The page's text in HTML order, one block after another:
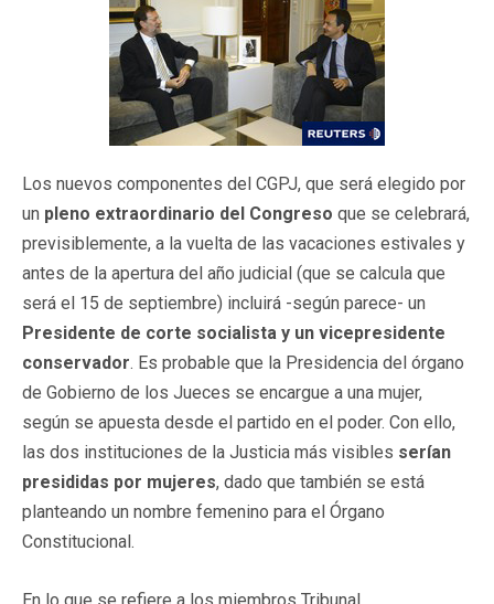
Los nuevos componentes del CGPJ, que será elegido por
un pleno extraordinario del Congreso que se celebrará,
previsiblemente, a la vuelta de las vacaciones estivales y
antes de la apertura del año judicial (que se calcula que
será el 15 de septiembre) incluirá -según parece- un
Presidente de corte socialista y un vicepresidente
conservador. Es probable que la Presidencia del órgano
de Gobierno de los Jueces se encargue a una mujer,
según se apuesta desde el partido en el poder. Con ello,
las dos instituciones de la Justicia más visibles serían
presididas por mujeres, dado que también se está
planteando un nombre femenino para el Órgano
Constitucional.